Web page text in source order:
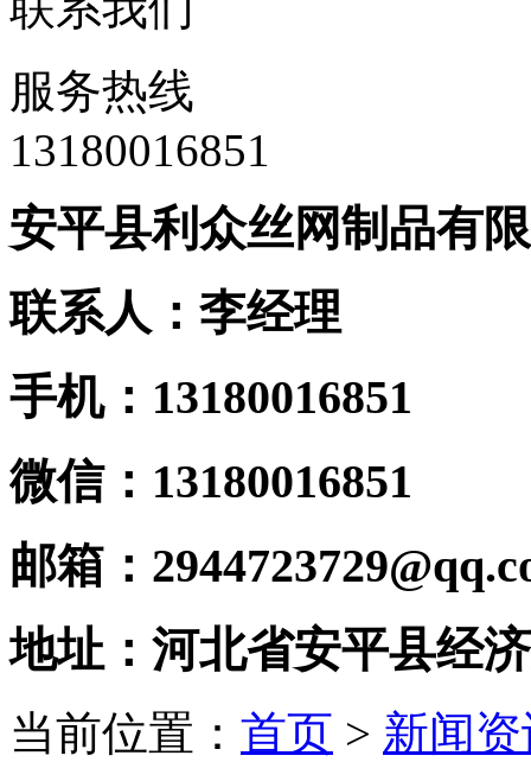
服务热线
13180016851
安平县利众丝网制品有
联系人：李经理
手机：13180016851
微信：13180016851
邮箱：
地址：河北省安平县经
当前位置： 首页 > 新闻